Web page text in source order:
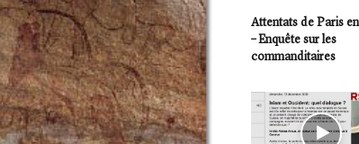
Attentats de Paris
– Enquête sur les
commanditaires